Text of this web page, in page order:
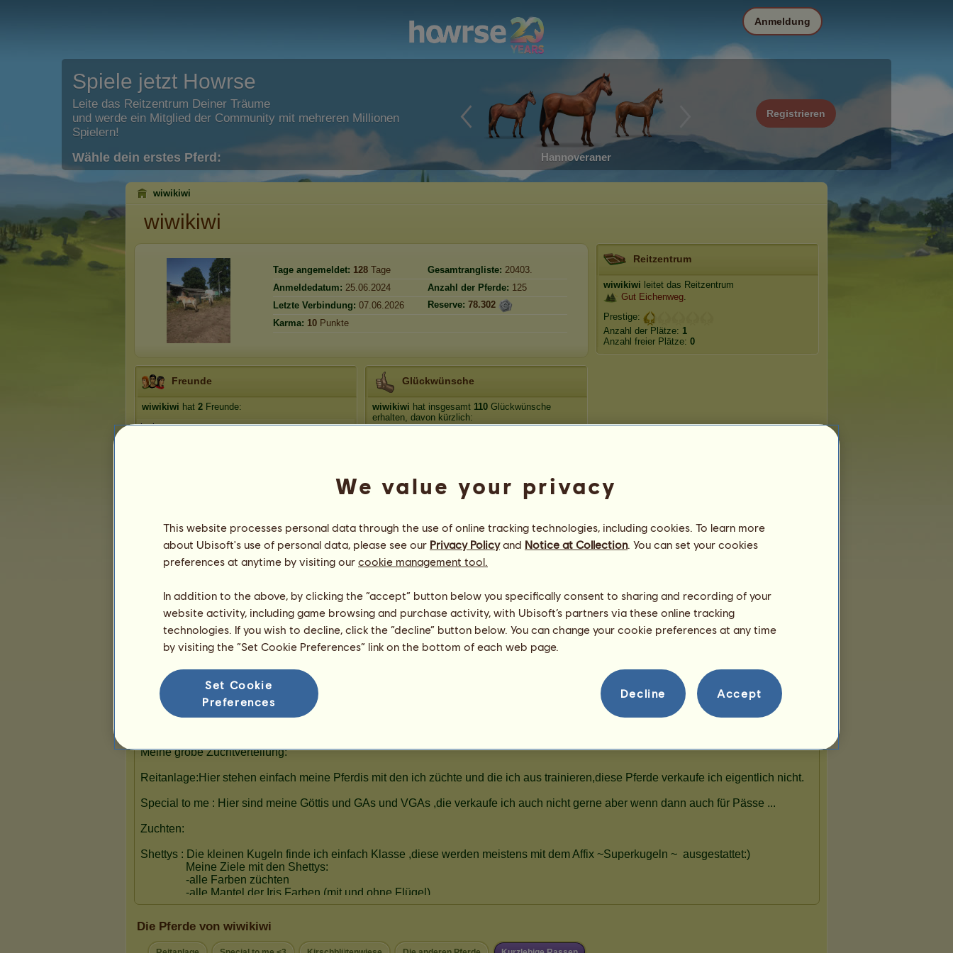
Spiele jetzt Howrse
Leite das Reitzentrum Deiner Träume
und werde ein Mitglied der Community mit mehreren Millionen
Spielern!
Wähle dein erstes Pferd: Hannoveraner
Registrieren
Anmeldung
wiwikiwi
wiwikiwi
Tage angemeldet: 128 Tage Gesamtrangliste: 20403.
Anmeldedatum: 25.06.2024 Anzahl der Pferde: 125
Letzte Verbindung: 07.06.2026 Reserve: 78.302
Karma: 10 Punkte
Freunde
wiwikiwi hat 2 Freunde:
logi
Glückwünsche
wiwikiwi hat insgesamt 110 Glückwünsche
erhalten, davon kürzlich:
WHCSany25
Vor 237 Tagen
Die Trophäen
1 0 10 74
Reitzentrum
wiwikiwi leitet das Reitzentrum
Gut Eichenweg.
Prestige:
Anzahl der Plätze: 1
Anzahl freier Plätze: 0
Die Pferde von wiwikiwi
We value your privacy
This website processes personal data through the use of online tracking technologies, including cookies. To learn more
about Ubisoft's use of personal data, please see our Privacy Policyand Notice at Collection. You can set your cookies
preferences at anytime by visiting our cookie management tool.
In addition to the above, by clicking the “accept” button below you specifically consent to sharing and recording of your
website activity, including game browsing and purchase activity, with Ubisoft’s partners via these online tracking
technologies. If you wish to decline, click the “decline” button below. You can change your cookie preferences at any time
by visiting the “Set Cookie Preferences” link on the bottom of each web page.
Set Cookie
Preferences
Decline Accept